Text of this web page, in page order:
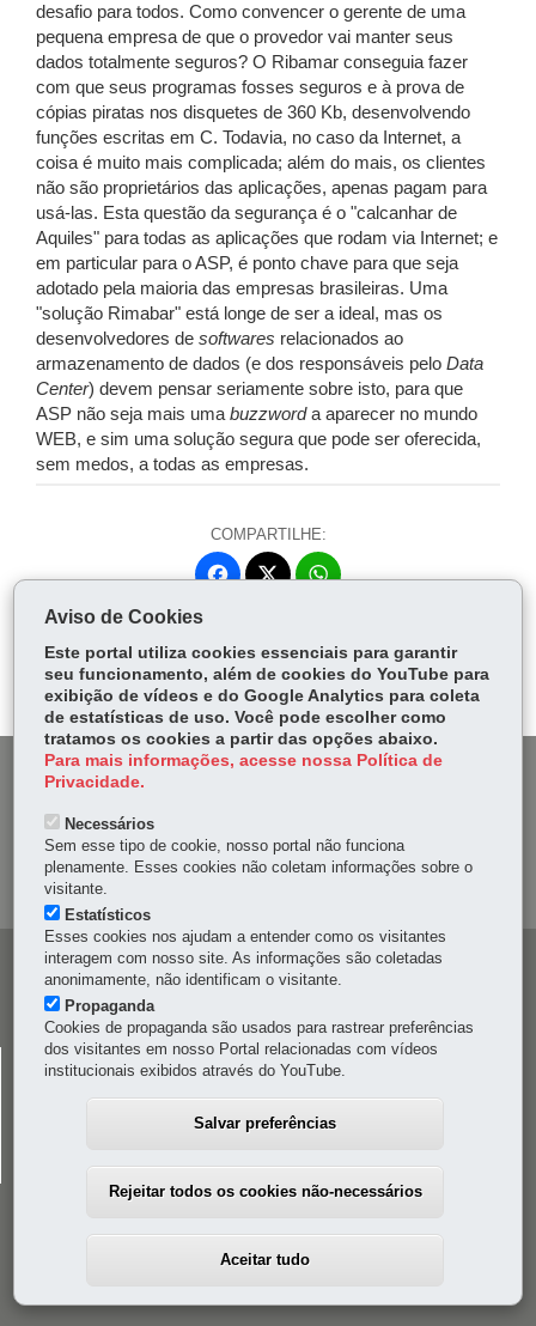
desafio para todos. Como convencer o gerente de uma
pequena empresa de que o provedor vai manter seus
dados totalmente seguros? O Ribamar conseguia fazer
com que seus programas fosses seguros e à prova de
cópias piratas nos disquetes de 360 Kb, desenvolvendo
funções escritas em C. Todavia, no caso da Internet, a
coisa é muito mais complicada; além do mais, os clientes
não são proprietários das aplicações, apenas pagam para
usá-las. Esta questão da segurança é o "calcanhar de
Aquiles" para todas as aplicações que rodam via Internet; e
em particular para o ASP, é ponto chave para que seja
adotado pela maioria das empresas brasileiras. Uma
"solução Rimabar" está longe de ser a ideal, mas os
desenvolvedores de softwares relacionados ao
armazenamento de dados (e dos responsáveis pelo Data
Center) devem pensar seriamente sobre isto, para que
ASP não seja mais uma buzzworda aparecer no mundo
WEB, e sim uma solução segura que pode ser oferecida,
sem medos, a todas as empresas.
COMPARTILHE:
Fa
ok
itt
er
W
Ap
p
DENUNCIE CORRUPÇÃO
OUVIDORIA
Navegação
principal
CELEPAR
Rua Mateus Leme, 1561 - Bom Retiro-80520-174-Curitiba
MAPA
41 3200-5000
Aviso de Cookies
Este portal utiliza cookies essenciais para garantir
seu funcionamento, além de cookies do YouTube para
exibição de vídeos e do Google Analytics para coleta
de estatísticas de uso. Você pode escolher como
tratamos os cookies a partir das opções abaixo.
Para mais informações, acesse nossa Política de
Privacidade.
Necessários
Sem esse tipo de cookie, nosso portal não funciona
plenamente. Esses cookies não coletam informações sobre o
visitante.
Estatísticos
Esses cookies nos ajudam a entender como os visitantes
interagem com nosso site. As informações são coletadas
anonimamente, não identificam o visitante.
Propaganda
Cookies de propaganda são usados para rastrear preferências
dos visitantes em nosso Portal relacionadas com vídeos
institucionais exibidos através do YouTube.
Salvar preferências
Rejeitar todos os cookies não-necessários
Aceitar tudo